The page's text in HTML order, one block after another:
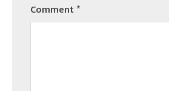
Comment*